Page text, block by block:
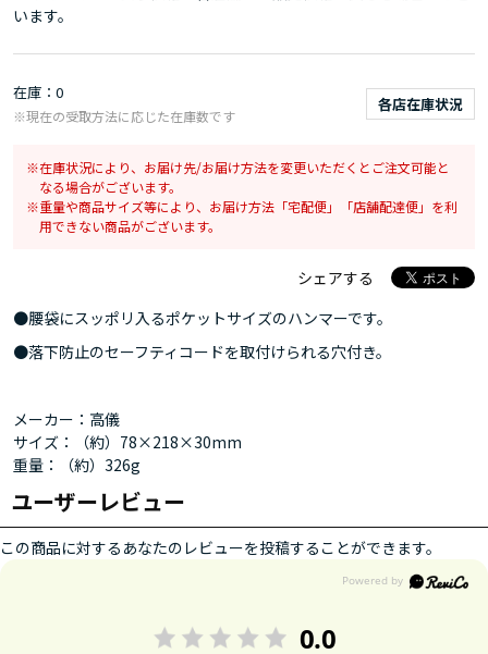
います。
在庫 0
各店在庫状況
※現在の受取方法に応じた在庫数です
在庫状況により、お届け先/お届け方法を変更いただくとご注文可能と
なる場合がございます。
重量や商品サイズ等により、お届け方法「宅配便」「店舗配達便」を利
用できない商品がございます。
シェアする
●腰袋にスッポリ入るポケットサイズのハンマーです。
●落下防止のセーフティコードを取付けられる穴付き。
メーカー：高儀
サイズ：（約）78×218×30mm
重量：（約）326g
ユーザーレビュー
この商品に対するあなたのレビューを投稿することができます。
0.0